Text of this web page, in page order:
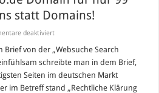
statt Domains!
deaktiviertfür
verspricht
„co.de
Domain
für
nur
99
Brief von der „Websuche Search
schreibte man in dem Brief,
Seiten im deutschen Markt
im Betreff stand „Rechtliche Klärung